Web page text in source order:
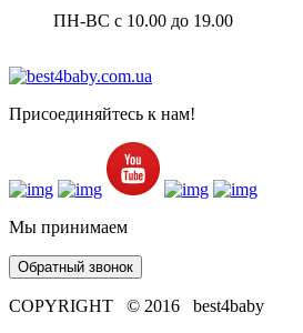
ПН-ВС с 10.00 до 19.00
Присоединяйтесь к нам!
Мы принимаем
Обратный звонок
COPYRIGHT © 2016 best4baby